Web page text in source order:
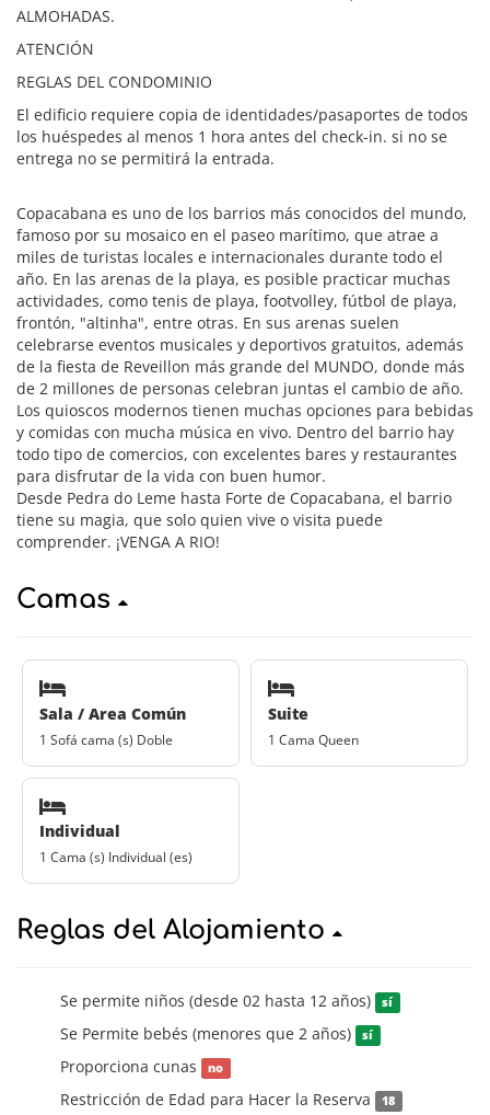
ALMOHADAS.
ATENCIÓN
REGLAS DEL CONDOMINIO
El edificio requiere copia de identidades/pasaportes de todos
los huéspedes al menos 1 hora antes del check-in. si no se
entrega no se permitirá la entrada.
Copacabana es uno de los barrios más conocidos del mundo,
famoso por su mosaico en el paseo marítimo, que atrae a
miles de turistas locales e internacionales durante todo el
año. En las arenas de la playa, es posible practicar muchas
actividades, como tenis de playa, footvolley, fútbol de playa,
frontón, "altinha", entre otras. En sus arenas suelen
celebrarse eventos musicales y deportivos gratuitos, además
de la fiesta de Reveillon más grande del MUNDO, donde más
de 2 millones de personas celebran juntas el cambio de año.
Los quioscos modernos tienen muchas opciones para bebidas
y comidas con mucha música en vivo. Dentro del barrio hay
todo tipo de comercios, con excelentes bares y restaurantes
para disfrutar de la vida con buen humor.
Desde Pedra do Leme hasta Forte de Copacabana, el barrio
tiene su magia, que solo quien vive o visita puede
comprender. ¡VENGA A RIO!
Camas
Sala / Area Común
1 Sofá cama (s) Doble
Suite
1 Cama Queen
Individual
1 Cama (s) Individual (es)
Reglas del Alojamiento
Se permite niños (desde 02 hasta 12 años) sí
Se Permite bebés (menores que 2 años) sí
Proporciona cunas no
Restricción de Edad para Hacer la Reserva 18